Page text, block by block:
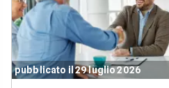
pubblicato il 29 luglio 2026